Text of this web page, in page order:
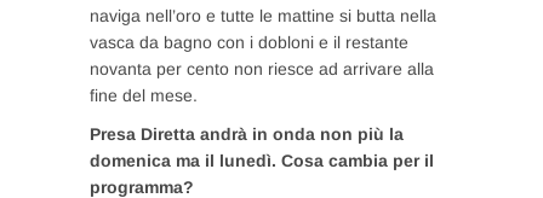
naviga nell’oro e tutte le mattine si butta nella
vasca da bagno con i dobloni e il restante
novanta per cento non riesce ad arrivare alla
fine del mese.
Presa Diretta andrà in onda non più la
domenica ma il lunedì. Cosa cambia per il
programma?